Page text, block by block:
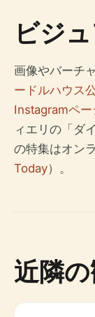
ビジ
画像やバーチ
ードルハウス
Instagramペー
ィエリの「ダ
の特集はオン
Today）。
近隣